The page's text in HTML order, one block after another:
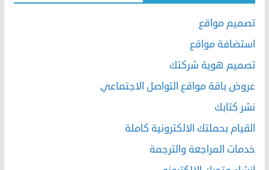
تصميم مواقع
استضافة مواقع
تصميم هوية شركتك
عروض باقة مواقع التواصل الاجتماعي
نشر كتابك
القيام بحملتك الالكترونية كاملة
خدمات المراجعة والترجمة